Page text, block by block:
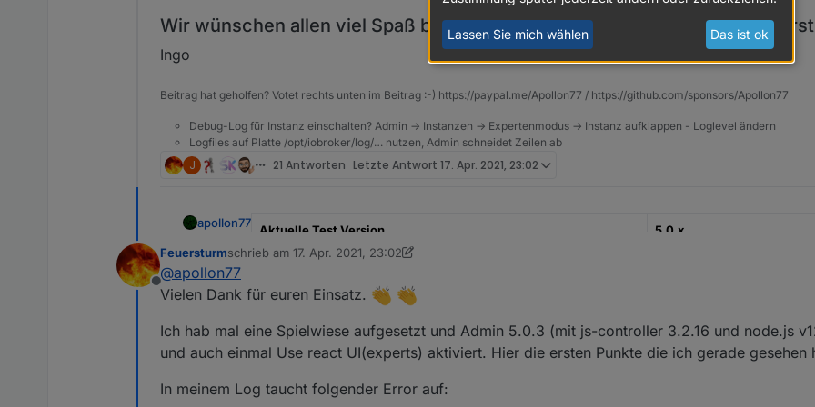
Wir wünschen allen viel Spaß beim Testen und vielen Dank für Eure
Ingo
Beitrag hat geholfen? Votet rechts unten im Beitrag :-) https://paypal.me/Apollon77 / https://github.com/sponsors/Apollon77
Debug-Log für Instanz einschalten? Admin -> Instanzen -> Expertenmodus -> Instanz aufklappen - Loglevel ändern
Logfiles auf Platte /opt/iobroker/log/… nutzen, Admin schneidet Zeilen ab
J 21 Antworten Letzte Antwort 17. Apr. 2021, 23:02
apollon77
Aktuelle Test Version 5.0.x
Veröffentlichungsdatum
Github Link
Hi,
Preview auf die neue Admin Oberfläche vorstellen zu können.
Offline
Feuersturmschrieb am 17. Apr. 2021, 23:02
zuletzt editiert von Feuersturm
@apollon77
Vielen Dank für euren Einsatz.
Ich hab mal eine Spielwiese aufgesetzt und Admin 5.0.3 (mit js-controller 3.2.16 und node.js
und auch einmal Use react UI(experts) aktiviert. Hier die ersten Punkte die ich gerade gesehen
In meinem Log taucht folgender Error auf:
Lassen Sie mich wählen Das ist ok